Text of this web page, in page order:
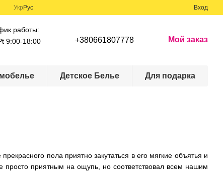
Укр Рус Вход
работы:
9:00-18:00
+380661807778 Мой заказ
Детское Белье Для подарка
пола приятно закутаться в его мягкие объятья и
приятным на ощупь, но соответствовал всем нашим